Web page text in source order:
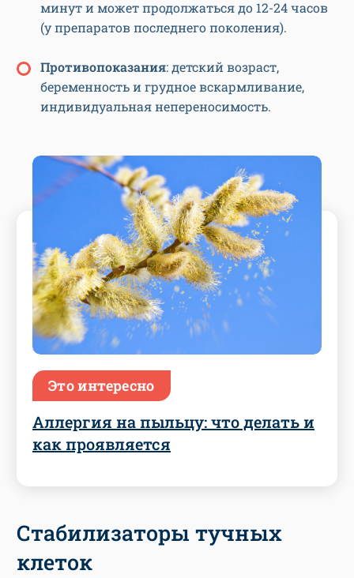
минут и может продолжаться до 12-24 часов
(у препаратов последнего поколения).
Противопоказания: детский возраст,
беременность и грудное вскармливание,
индивидуальная непереносимость.
Это интересно
Аллергия на пыльцу: что делать и
как проявляется
Стабилизаторы тучных
клеток